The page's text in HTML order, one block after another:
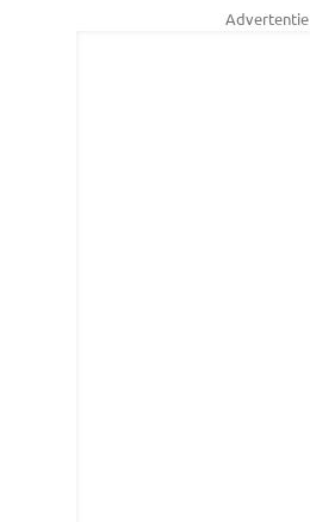
Advertentie